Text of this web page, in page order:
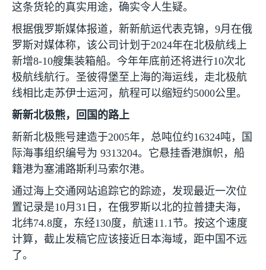
这条货轮的真实用途，确实令人生疑。
根据俄罗斯媒体报道，新新航运代表克锦， 9月在俄
罗斯对媒体称，该公司计划于2024年在北极航线上
新增8-10艘集装箱船。今年年底前还将进行10次北
极航线航行。圣彼得堡至上海的海运线，走北极航
线相比走苏伊士运河，航程可以缩短约5000公里。
新新北极熊，回国的路上
新新北极熊号建造于2005年，总吨位约16324吨，国
际海事组织编号为 9313204。它悬挂香港旗帜，船
籍港为塞浦路斯利马索尔港。
通过海上交通网站追踪它的踪迹，发现最近一次位
置记录是10月 31 日，在俄罗斯以北的拉普捷夫海，
北纬74.8度，东经130度，航速11.1节。按这个速度
计算，截止发稿它应该接近日本海域，距中国不远
了。